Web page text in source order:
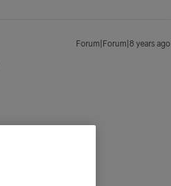
Forum|Forum|8 years ago